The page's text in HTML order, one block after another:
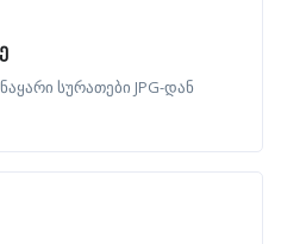
სურათები JPG-დან